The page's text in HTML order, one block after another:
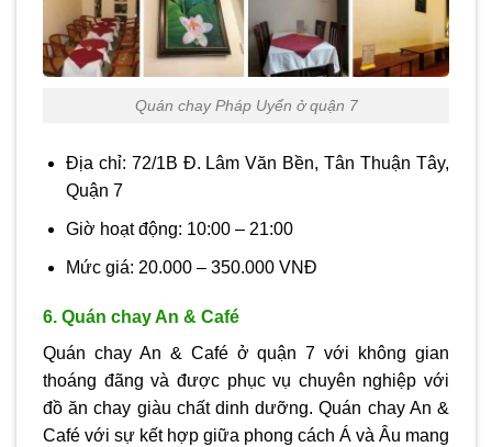
Quán chay Pháp Uyển ở quận 7
Địa chỉ: 72/1B Đ. Lâm Văn Bền, Tân Thuận Tây,
Quận 7
Giờ hoạt động: 10:00 – 21:00
Mức giá: 20.000 – 350.000 VNĐ
6. Quán chay An & Café
Quán chay An & Café ở quận 7 với không gian
thoáng đãng và được phục vụ chuyên nghiệp với
đồ ăn chay giàu chất dinh dưỡng. Quán chay An &
Café với sự kết hợp giữa phong cách Á và Âu mang